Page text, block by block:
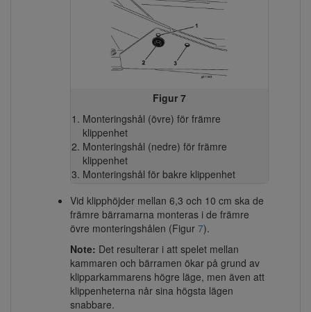
Figur 7
Monteringshål (övre) för främre
klippenhet
Monteringshål (nedre) för främre
klippenhet
Monteringshål för bakre klippenhet
Vid klipphöjder mellan 6,3 och 10 cm ska de
främre bärramarna monteras i de främre
övre monteringshålen (Figur 7).
Note: Det resulterar i att spelet mellan
kammaren och bärramen ökar på grund av
klipparkammarens högre läge, men även att
klippenheterna når sina högsta lägen
snabbare.